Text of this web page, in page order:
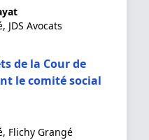
JDS Avocats
de la Cour de
le comité social
Flichy Grangé